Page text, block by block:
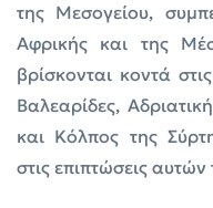
της Μεσογείου,
Αφρικής και της
βρίσκονται κοντά
Βαλεαρίδες,
και Κόλπος της
στις επιπτώσεις